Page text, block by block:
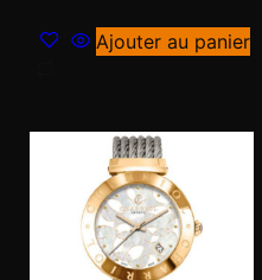
Ajouter au panier